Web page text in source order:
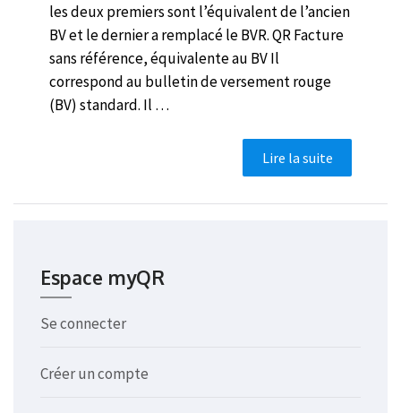
les deux premiers sont l’équivalent de l’ancien
BV et le dernier a remplacé le BVR. QR Facture
sans référence, équivalente au BV Il
correspond au bulletin de versement rouge
(BV) standard. Il …
Lire la suite
Espace myQR
Se connecter
Créer un compte